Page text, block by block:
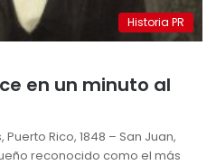
Historia PR
en un minuto al
Rico, 1848 – San Juan,
reconocido como el más